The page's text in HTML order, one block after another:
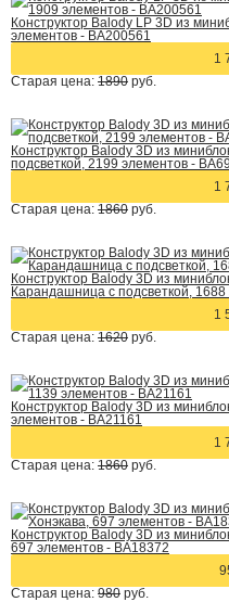
Конструктор Balody LP 3D из
элементов - BA200561
1
Старая цена: 1890 руб.
Конструктор Balody 3D из
подсветкой, 2199 элементов -
1
Старая цена: 1860 руб.
Конструктор Balody 3D из
Карандашница с подсветкой,
1
Старая цена: 1620 руб.
Конструктор Balody 3D из
элементов - BA21161
1
Старая цена: 1860 руб.
Конструктор Balody 3D из
697 элементов - BA18372
Старая цена: 980 руб.